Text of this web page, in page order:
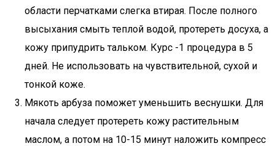
области перчатками слегка втирая. После полного
высыхания смыть теплой водой, протереть досуха, а
кожу припудрить тальком. Курс -1 процедура в 5
дней. Не использовать на чувствительной, сухой и
тонкой коже.
Мякоть арбуза поможет уменьшить веснушки. Для
начала следует протереть кожу растительным
маслом, а потом на 10-15 минут наложить компресс